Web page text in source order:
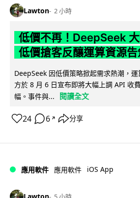
Lawton 2 小時
低價不再！DeepSeek
低價搶客反釀運算資源告
DeepSeek 因低價策略掀起需求熱潮，
方於 8 月 6 日宣布即將大幅上調 API 收
幅。事件與...
閱讀全文
24 6 ↗ 分享
應用軟件 應用軟件 iOS App